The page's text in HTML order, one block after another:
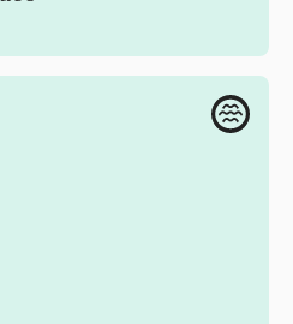
la reducción de residuos y el
ambiental en las zonas